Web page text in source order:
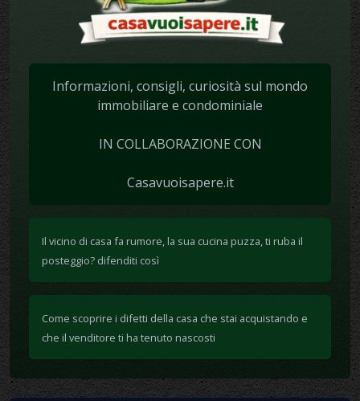
Informazioni, consigli, curiosità sul mondo
immobiliare e condominiale
IN COLLABORAZIONE CON
Casavuoisapere.it
Il vicino di casa fa rumore, la sua cucina puzza, ti ruba il
posteggio? difenditi così
Come scoprire i difetti della casa che stai acquistando e
che il venditore ti ha tenuto nascosti